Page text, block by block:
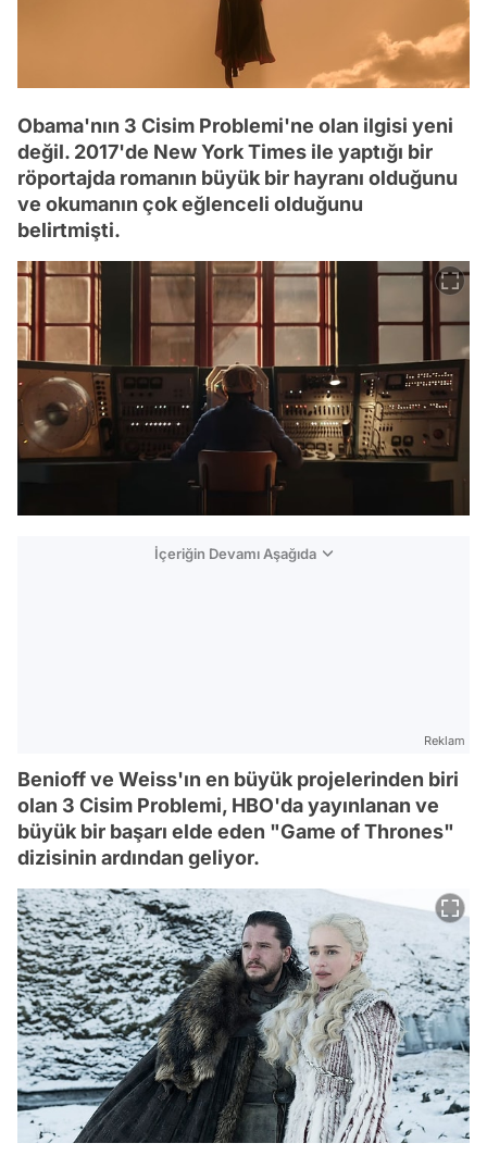
Obama'nın 3 Cisim Problemi'ne olan ilgisi yeni
değil. 2017'de New York Times ile yaptığı bir
röportajda romanın büyük bir hayranı olduğunu
ve okumanın çok eğlenceli olduğunu
belirtmişti.
İçeriğin Devamı Aşağıda
Reklam
Benioff ve Weiss'ın en büyük projelerinden biri
olan 3 Cisim Problemi, HBO'da yayınlanan ve
büyük bir başarı elde eden "Game of Thrones"
dizisinin ardından geliyor.